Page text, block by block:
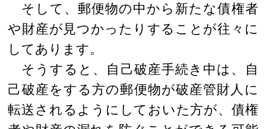
そして、郵便物の中から新たな債権者
や財産が見つかったりすることが往々に
してあります。
そうすると、自己破産手続き中は、自
己破産をする方の郵便物が破産管財人に
転送されるようにしておいた方が、債権